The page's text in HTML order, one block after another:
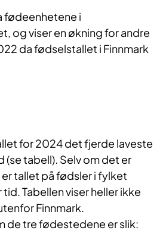
fødeenhetene i
og viser en økning for andre
da fødselstallet i Finnmark
for 2024 det fjerde laveste
(se tabell). Selv om det er
er tallet på fødsler i fylket
Tabellen viser heller ikke
Finnmark.
de tre fødestedene er slik: